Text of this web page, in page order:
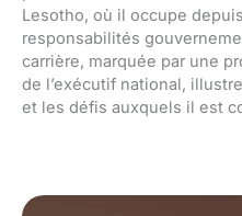
Lesotho, où il occupe
responsabilités
carrière, marquée par une
de l’exécutif national,
et les défis auxquels il est